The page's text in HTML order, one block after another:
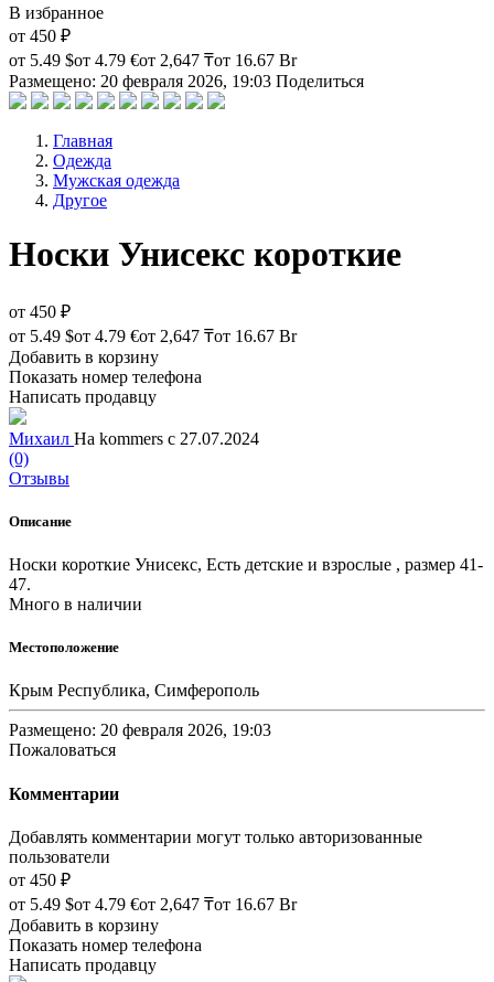
В избранное
от 450 ₽
от 5.49 $от 4.79 €от 2,647 ₸от 16.67 Br
Размещено: 20 февраля 2026, 19:03 Поделиться
Главная
Одежда
Мужская одежда
Другое
Носки Унисекс короткие
от 450 ₽
от 5.49 $от 4.79 €от 2,647 ₸от 16.67 Br
Добавить в корзину
Показать номер телефона
Написать продавцу
Михаил На kommers с 27.07.2024
(0)
Отзывы
Описание
Носки короткие Унисекс, Есть детские и взрослые , размер 41-
47.
Много в наличии
Местоположение
Крым Республика, Симферополь
Размещено: 20 февраля 2026, 19:03
Пожаловаться
Комментарии
Добавлять комментарии могут только авторизованные
пользователи
от 450 ₽
от 5.49 $от 4.79 €от 2,647 ₸от 16.67 Br
Добавить в корзину
Показать номер телефона
Написать продавцу